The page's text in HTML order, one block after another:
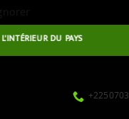
DU PAYS